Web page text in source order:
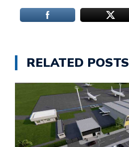
RELATED POSTS